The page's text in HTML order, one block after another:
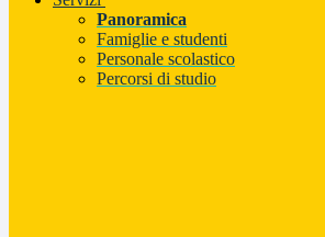
Panoramica
Famiglie e studenti
Personale scolastico
Percorsi di studio